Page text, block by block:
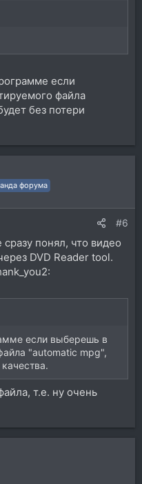
если
файла
без потери
форума
#6
понял, что видео
DVD Reader tool.
если выберешь в
"automatic mpg",
т.е. ну очень